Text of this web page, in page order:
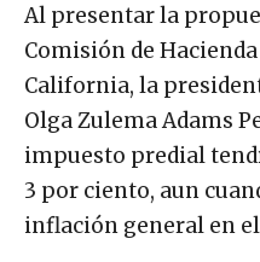
Al presentar la
Comisión de
California, la
Olga Zulema Adams
impuesto predial
3 por ciento, aun
inflación general en el